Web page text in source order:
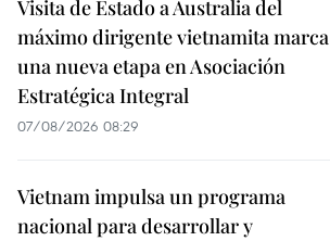
Visita de Estado a Australia del
máximo dirigente vietnamita marca
una nueva etapa en Asociación
Estratégica Integral
07/08/2026 08:29
Vietnam impulsa un programa
nacional para desarrollar y